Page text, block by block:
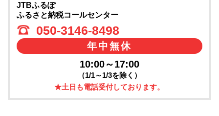
JTBふるぽ
ふるさと納税コールセンター
050-3146-8498
年中無休
10:00～17:00
（1/1～1/3を除く）
★土日も電話受付しております。